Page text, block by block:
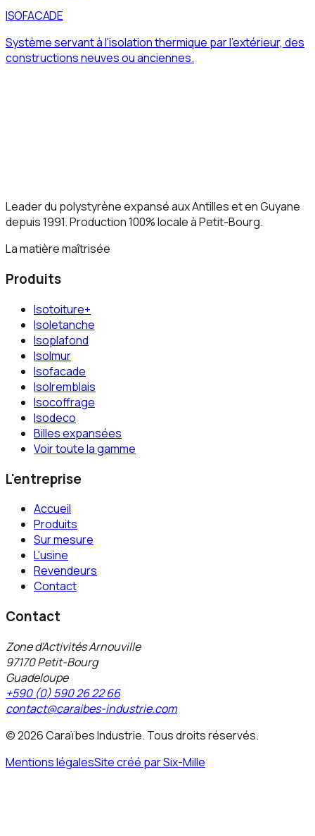
ISOFACADE
Système servant à l'isolation thermique par l'extérieur, des
constructions neuves ou anciennes.
Leader du polystyrène expansé aux Antilles et en Guyane
depuis 1991. Production 100% locale à Petit-Bourg.
La matière maîtrisée
Produits
Isotoiture+
Isoletanche
Isoplafond
Isolmur
Isofacade
Isolremblais
Isocoffrage
Isodeco
Billes expansées
Voir toute la gamme
L'entreprise
Accueil
Produits
Sur mesure
L'usine
Revendeurs
Contact
Contact
Zone d'Activités Arnouville
97170 Petit-Bourg
Guadeloupe
+590 (0) 590 26 22 66
contact@caraibes-industrie.com
©2026Caraïbes Industrie. Tous droits réservés.
Mentions légalesSite créé par Six-Mille